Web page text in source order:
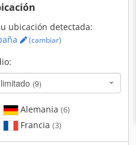
ubicación detectada:
(cambiar)
(9)
Alemania (6)
Francia (3)